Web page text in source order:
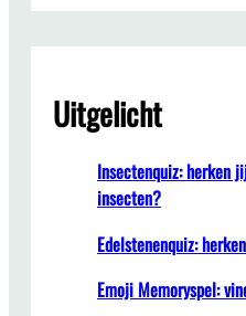
Uitgelicht
Insectenquiz: herken
insecten?
Edelstenenquiz:
Emoji Memoryspel: